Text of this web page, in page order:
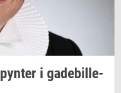
py­n­ter i ga­de­bil­le­